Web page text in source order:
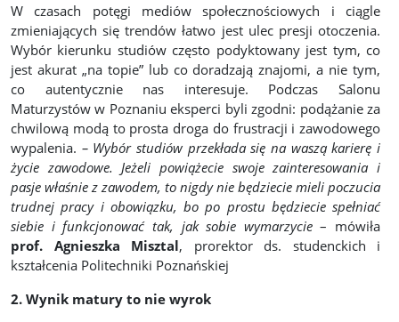
W czasach potęgi mediów społecznościowych i ciągle
zmieniających się trendów łatwo jest ulec presji otoczenia.
Wybór kierunku studiów często podyktowany jest tym, co
jest akurat „na topie” lub co doradzają znajomi, a nie tym,
co autentycznie nas interesuje. Podczas Salonu
Maturzystów w Poznaniu eksperci byli zgodni: podążanie za
chwilową modą to prosta droga do frustracji i zawodowego
wypalenia. – Wybór studiów przekłada się na waszą karierę i
życie zawodowe. Jeżeli powiążecie swoje zainteresowania i
pasje właśnie z zawodem, to nigdy nie będziecie mieli poczucia
trudnej pracy i obowiązku, bo po prostu będziecie spełniać
siebie i funkcjonować tak, jak sobie wymarzycie– mówiła
prof. Agnieszka Misztal, prorektor ds. studenckich i
kształcenia Politechniki Poznańskiej
2. Wynik matury to nie wyrok